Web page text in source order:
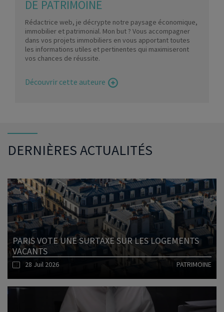
DE PATRIMOINE
Rédactrice web, je décrypte notre paysage économique,
immobilier et patrimonial. Mon but ? Vous accompagner
dans vos projets immobiliers en vous apportant toutes
les informations utiles et pertinentes qui maximiseront
vos chances de réussite.
Découvrir cette auteure
DERNIÈRES ACTUALITÉS
PARIS VOTE UNE SURTAXE SUR LES LOGEMENTS
VACANTS
28 Juil 2026 PATRIMOINE